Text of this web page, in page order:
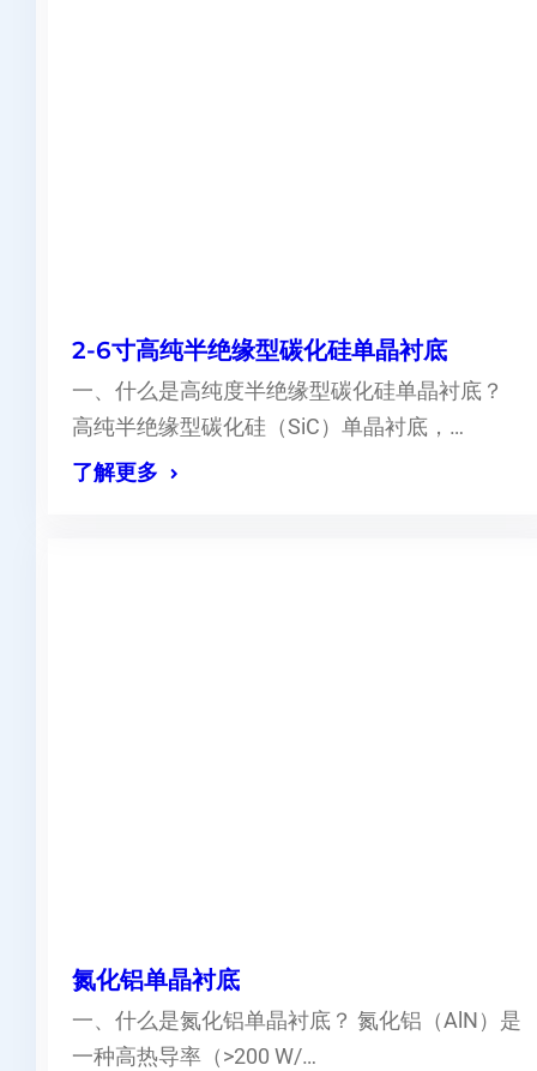
2-6寸高纯半绝缘型碳化硅单晶衬底
一、什么是高纯度半绝缘型碳化硅单晶衬底？
高纯半绝缘型碳化硅（SiC）单晶衬底，…
了解更多
氮化铝单晶衬底
一、什么是氮化铝单晶衬底？ 氮化铝（AlN）是
一种高热导率（>200 W/…